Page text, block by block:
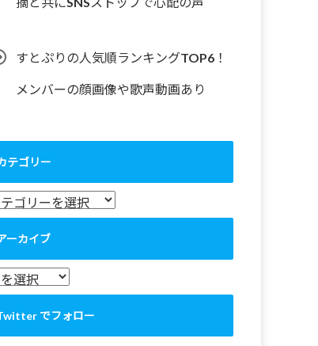
すとぷりの人気順ランキングTOP6！
メンバーの顔画像や歌声動画あり
テゴリー
ーカイブ
でフォロー